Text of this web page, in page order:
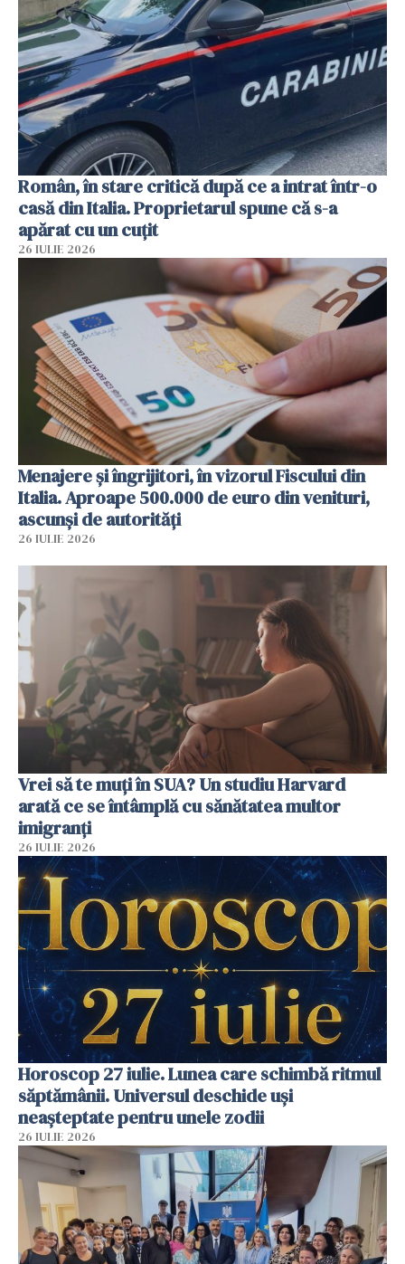
Român, în stare critică după ce a intrat într-o
casă din Italia. Proprietarul spune că s-a
apărat cu un cuțit
26 IULIE 2026
Menajere și îngrijitori, în vizorul Fiscului din
Italia. Aproape 500.000 de euro din venituri,
ascunși de autorități
26 IULIE 2026
Vrei să te muți în SUA? Un studiu Harvard
arată ce se întâmplă cu sănătatea multor
imigranți
26 IULIE 2026
Horoscop 27 iulie. Lunea care schimbă ritmul
săptămânii. Universul deschide uși
neașteptate pentru unele zodii
26 IULIE 2026